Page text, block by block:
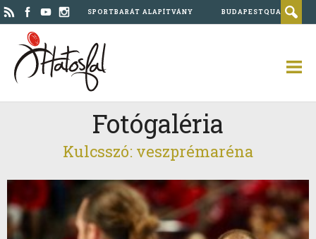
SPORTBARÁT ALAPÍTVÁNY BUDAPESTQUAD
Fotógaléria
Kulcsszó: veszprémaréna